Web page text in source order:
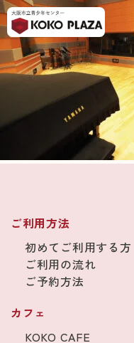
ご利用方法
初めてご利用する方
ご利用の流れ
ご予約方法
カフェ
KOKO CAFE